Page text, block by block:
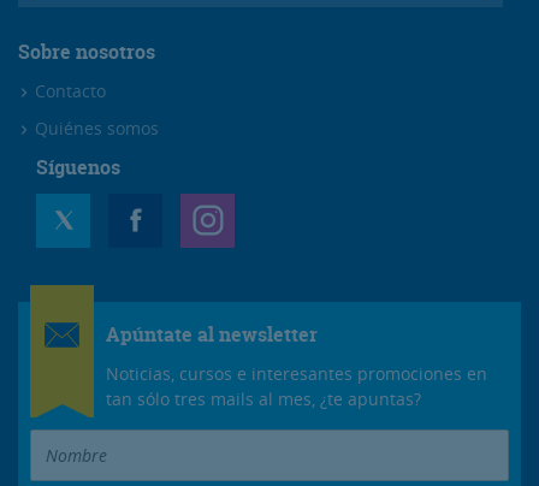
Sobre nosotros
Contacto
Quiénes somos
Síguenos
Apúntate al newsletter
Noticias, cursos e interesantes promociones en
tan sólo tres mails al mes, ¿te apuntas?